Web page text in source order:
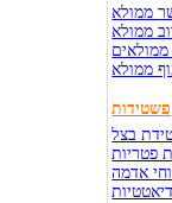
ממולא
ממולא
ממולא
פשטידות
בצל
פטריות
אדמה